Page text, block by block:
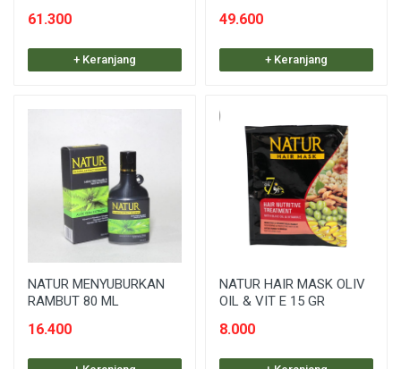
61.300
+ Keranjang
49.600
+ Keranjang
NATUR MENYUBURKAN
RAMBUT 80 ML
16.400
NATUR HAIR MASK OLIV
OIL & VIT E 15 GR
8.000